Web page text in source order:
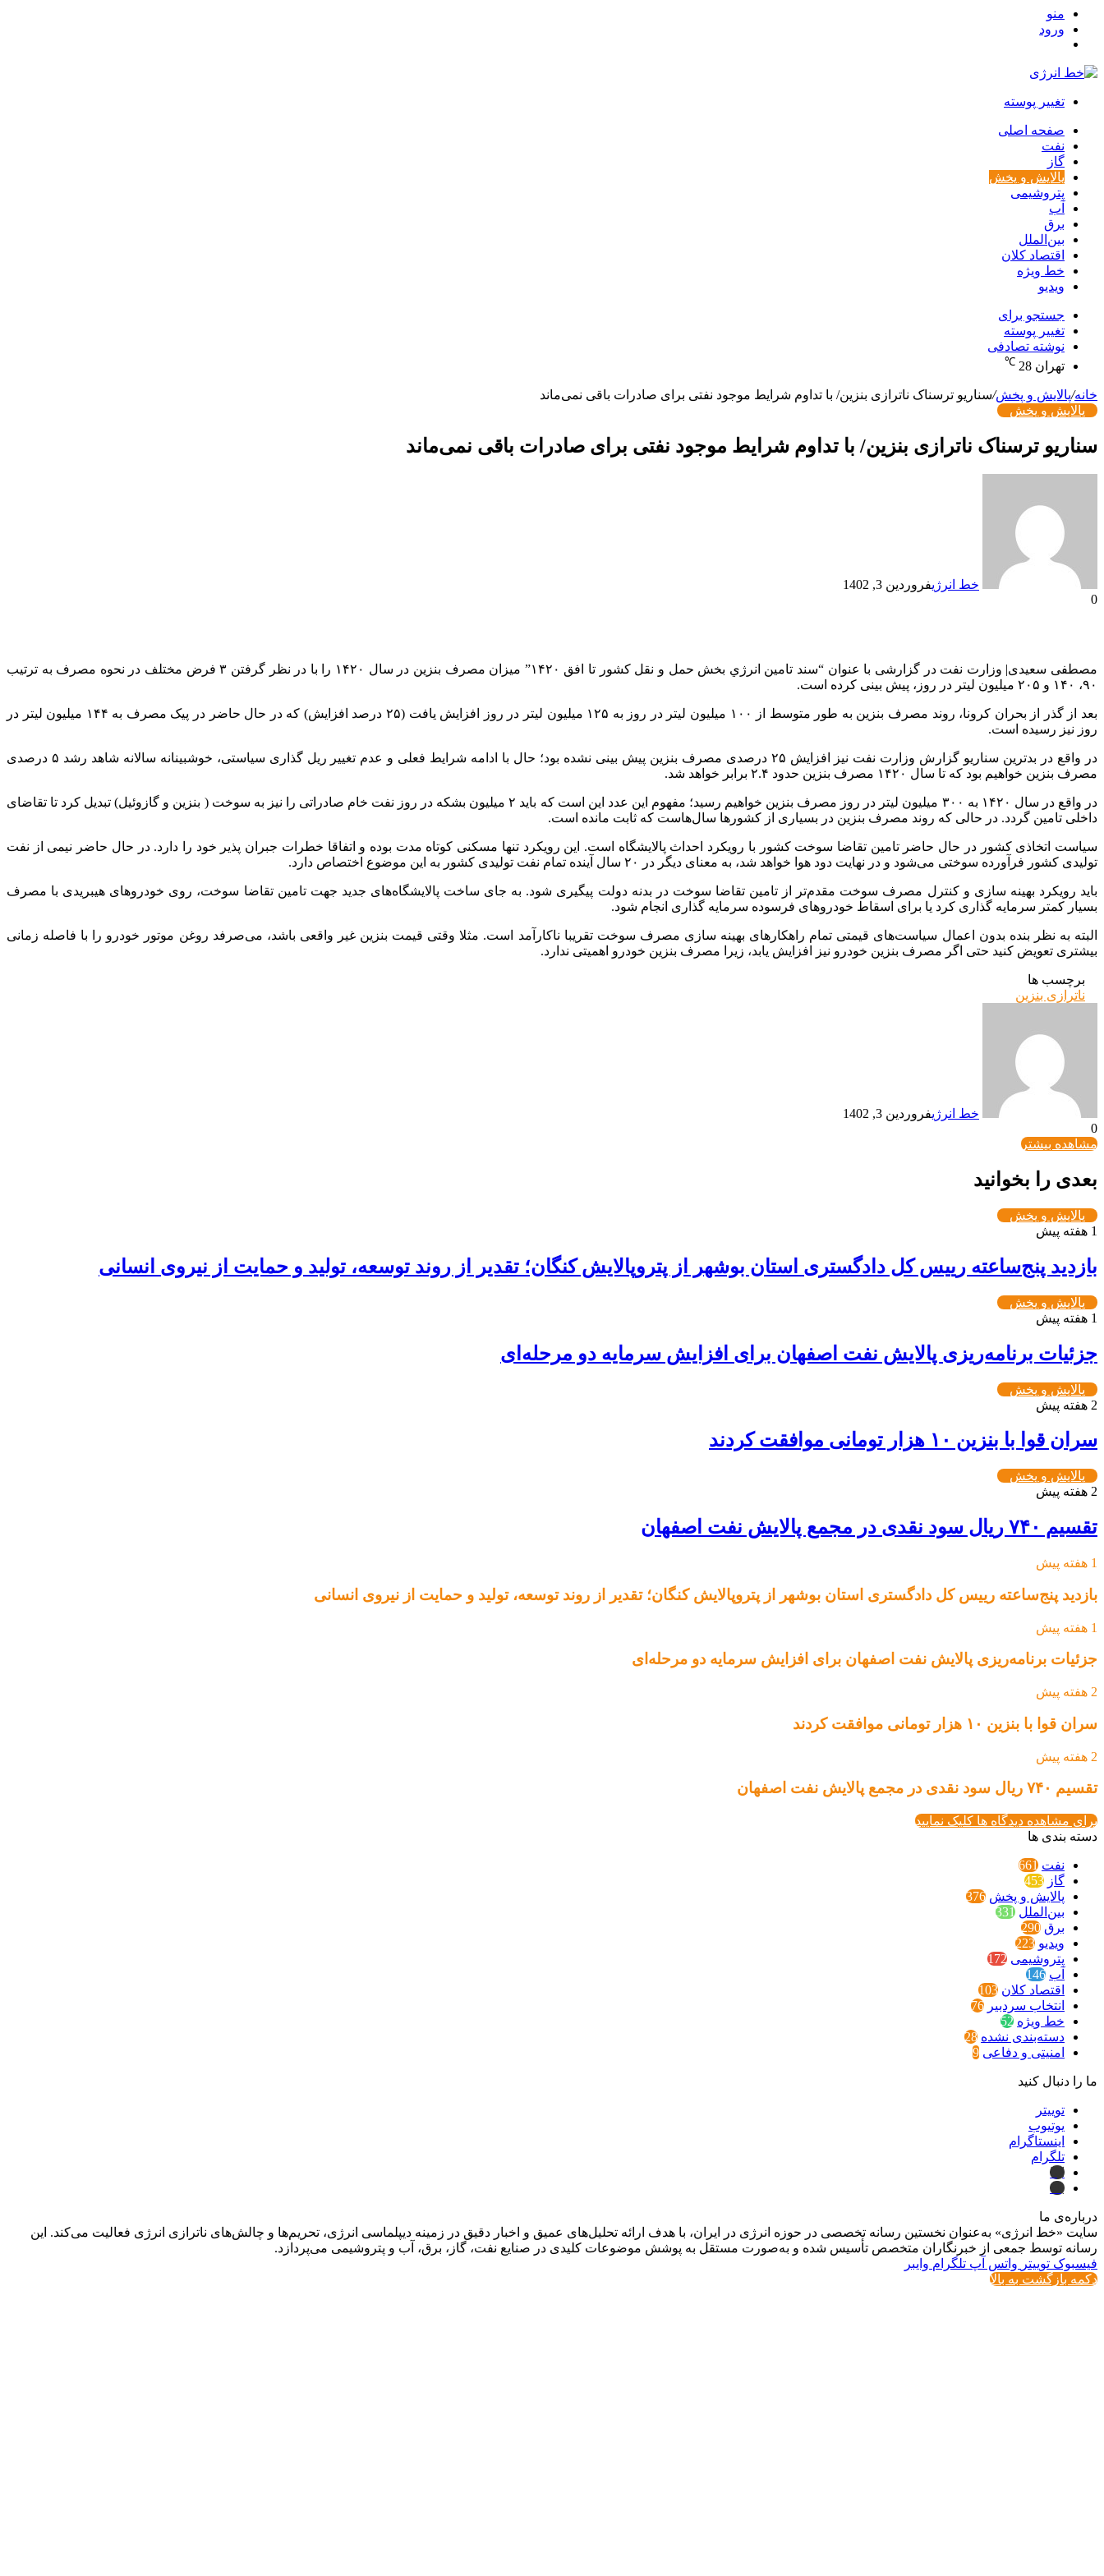
منو
ورود
تغییر پوسته
صفحه اصلی
نفت
گاز
پالایش و پخش
پتروشیمی
آب
برق
بین‌الملل
اقتصاد کلان
خط ویژه
ویدیو
جستجو برای
تغییر پوسته
نوشته تصادفی
تهران 28
℃
خانه/پالایش و پخش/سناریو ترسناک ناترازی بنزین/ با تداوم شرایط موجود نفتی برای صادرات باقی‌ نمی‌ماند
پالایش و پخش
سناریو ترسناک ناترازی بنزین/ با تداوم شرایط موجود نفتی برای صادرات باقی‌ نمی‌ماند
خط انرژیفروردین 3, 1402
0
مصطفی سعیدی| وزارت نفت در گزارشی با عنوان “سند تامين انرژي بخش حمل و نقل كشور تا افق ۱۴۲۰” میزان مصرف بنزین در سال ۱۴۲۰ را با در نظر گرفتن ۳ فرض مختلف در نحوه مصرف به ترتیب
۹۰، ۱۴۰ و ۲۰۵ میلیون لیتر در روز، پیش بینی کرده است.
بعد از گذر از بحران کرونا، روند مصرف بنزین به طور متوسط از ۱۰۰ میلیون لیتر در روز به ۱۲۵ میلیون لیتر در روز افزایش یافت (۲۵ درصد افزایش) که در حال حاضر در پیک مصرف به ۱۴۴ میلیون لیتر در
روز نیز رسیده است.
در واقع در بدترین سناریو گزارش وزارت نفت نیز افزایش ۲۵ درصدی مصرف بنزین پیش بینی نشده بود؛ حال با ادامه شرایط فعلی و عدم تغییر ریل گذاری سیاستی، خوشبینانه سالانه شاهد رشد ۵ درصدی
مصرف بنزین خواهیم بود که تا سال ۱۴۲۰ مصرف بنزین حدود ۲.۴ برابر خواهد شد.
در واقع در سال ۱۴۲۰ به ۳۰۰ میلیون لیتر در روز مصرف بنزین خواهیم رسید؛ مفهوم این عدد این است که باید ۲ میلیون بشکه در روز نفت خام صادراتی را نیز به سوخت ( بنزین و گازوئیل) تبدیل کرد تا تقاضای
داخلی تامین گردد. در حالی که روند مصرف بنزین در بسیاری از کشورها سال‌هاست که ثابت مانده است.
سیاست اتخاذی کشور در حال حاضر تامین تقاضا سوخت کشور با رویکرد احداث پالایشگاه است. این رویکرد تنها مسکنی کوتاه مدت بوده و اتفاقا خطرات جبران پذیر خود را دارد. در حال حاضر نیمی از نفت
تولیدی کشور فرآورده سوختی می‌شود و در نهایت دود هوا خواهد شد، به معنای دیگر در ۲۰ سال آینده تمام نفت تولیدی کشور به این موضوع اختصاص دارد.
باید رویکرد بهینه سازی و کنترل مصرف سوخت مقدم‌تر از تامین تقاضا سوخت در بدنه دولت پیگیری شود. به جای ساخت پالایشگاه‌های جدید جهت تامین تقاضا سوخت، روی خودروهای هیبریدی با مصرف
بسیار کمتر سرمایه گذاری کرد یا برای اسقاط خودروهای فرسوده سرمایه گذاری انجام شود.
البته به نظر بنده بدون اعمال سیاست‌های قیمتی تمام راهکارهای بهینه سازی مصرف سوخت تقریبا ناکارآمد است. مثلا وقتی قیمت بنزین غیر واقعی باشد، می‌صرفد روغن موتور خودرو را با فاصله زمانی
بیشتری تعویض کنید حتی اگر مصرف بنزین خودرو نیز افزایش یابد، زیرا مصرف بنزین خودرو اهمیتی ندارد.
برچسب ها
ناترازی بنزین
خط انرژیفروردین 3, 1402
0
مشاهده بیشتر
بعدی را بخوانید
پالایش و پخش
1 هفته پیش
بازدید پنج‌ساعته رییس کل دادگستری استان بوشهر از پتروپالایش کنگان؛ تقدیر از روند توسعه، تولید و حمایت از نیروی انسانی
پالایش و پخش
1 هفته پیش
جزئیات برنامه‌ریزی پالایش نفت اصفهان برای افزایش سرمایه دو مرحله‌ای
پالایش و پخش
2 هفته پیش
سران قوا با بنزین ۱۰ هزار تومانی موافقت کردند
پالایش و پخش
2 هفته پیش
تقسیم ۷۴۰ ریال سود نقدی در مجمع پالایش نفت اصفهان
1 هفته پیش
بازدید پنج‌ساعته رییس کل دادگستری استان بوشهر از پتروپالایش کنگان؛ تقدیر از روند توسعه، تولید و حمایت از نیروی انسانی
1 هفته پیش
جزئیات برنامه‌ریزی پالایش نفت اصفهان برای افزایش سرمایه دو مرحله‌ای
2 هفته پیش
سران قوا با بنزین ۱۰ هزار تومانی موافقت کردند
2 هفته پیش
تقسیم ۷۴۰ ریال سود نقدی در مجمع پالایش نفت اصفهان
برای مشاهده دیدگاه ها کلیک نمایید
دسته بندی ها
نفت 661
گاز 453
پالایش و پخش 376
بین‌الملل 331
برق 290
ویدیو 223
پتروشیمی 172
آب 146
اقتصاد کلان 103
انتخاب سردبیر 76
خط ویژه 52
دسته‌بندی نشده 28
امنیتی و دفاعی 9
ما را دنبال کنید
توییتر
یوتیوب
اینستاگرام
تلگرام
ایتا
بله
درباره‌ی ما
سایت «خط انرژی» به‌عنوان نخستین رسانه تخصصی در حوزه انرژی در ایران، با هدف ارائه تحلیل‌های عمیق و اخبار دقیق در زمینه دیپلماسی انرژی، تحریم‌ها و چالش‌های ناترازی انرژی فعالیت می‌کند. این
رسانه توسط جمعی از خبرنگاران متخصص تأسیس شده و به‌صورت مستقل به پوشش موضوعات کلیدی در صنایع نفت، گاز، برق، آب و پتروشیمی می‌پردازد.
فیسبوک توییتر واتس آپ تلگرام وایبر
دکمه بازگشت به بالا